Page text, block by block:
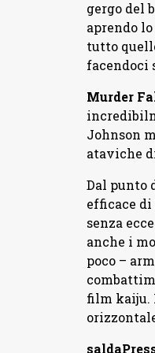
gergo del
aprendo
tutto
facendoci
Murder
Johnson
ataviche
Dal punto
efficace di
senza
anche i
poco –
film kaiju.